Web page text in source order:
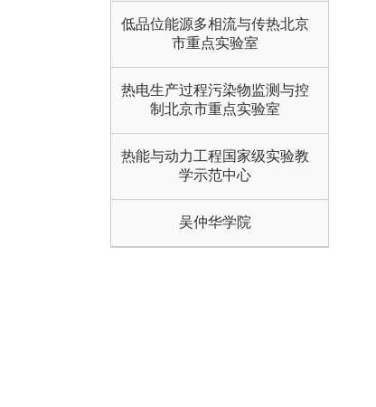
低品位能源多相流与传热北京
市重点实验室
热电生产过程污染物监测与控
制北京市重点实验室
热能与动力工程国家级实验教
学示范中心
吴仲华学院